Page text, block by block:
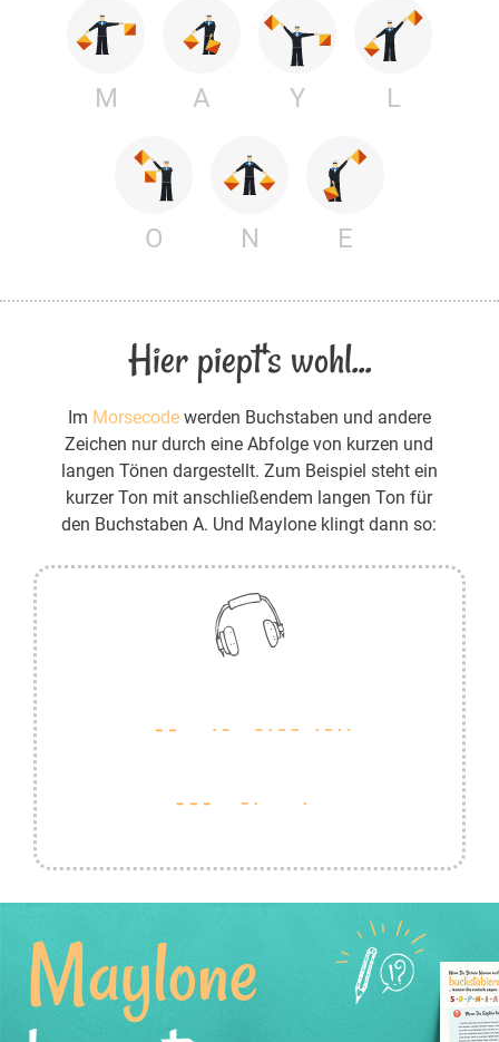
M A Y L
O N E
Hier piept's wohl...
Im Morsecodewerden Buchstaben und andere
Zeichen nur durch eine Abfolge von kurzen und
langen Tönen dargestellt. Zum Beispiel steht ein
kurzer Ton mit anschließendem langen Ton für
den Buchstaben A. Und Maylone klingt dann so:
Maylone